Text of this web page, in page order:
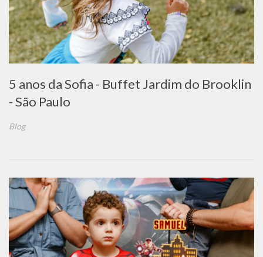
5 anos da Sofia - Buffet Jardim do Brooklin
- São Paulo
Blog